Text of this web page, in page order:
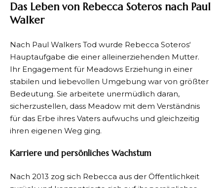
Das Leben von Rebecca Soteros nach Paul
Walker
Nach Paul Walkers Tod wurde Rebecca Soteros‘
Hauptaufgabe die einer alleinerziehenden Mutter.
Ihr Engagement für Meadows Erziehung in einer
stabilen und liebevollen Umgebung war von größter
Bedeutung. Sie arbeitete unermüdlich daran,
sicherzustellen, dass Meadow mit dem Verständnis
für das Erbe ihres Vaters aufwuchs und gleichzeitig
ihren eigenen Weg ging.
Karriere und persönliches Wachstum
Nach 2013 zog sich Rebecca aus der Öffentlichkeit